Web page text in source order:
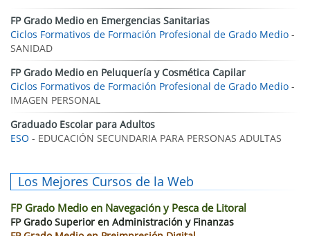
FP Grado Medio en Emergencias Sanitarias
Ciclos Formativos de Formación Profesional de Grado Medio -
SANIDAD
FP Grado Medio en Peluquería y Cosmética Capilar
Ciclos Formativos de Formación Profesional de Grado Medio -
IMAGEN PERSONAL
Graduado Escolar para Adultos
ESO - EDUCACIÓN SECUNDARIA PARA PERSONAS ADULTAS
Los Mejores Cursos de la Web
FP Grado Medio en Navegación y Pesca de Litoral
FP Grado Superior en Administración y Finanzas